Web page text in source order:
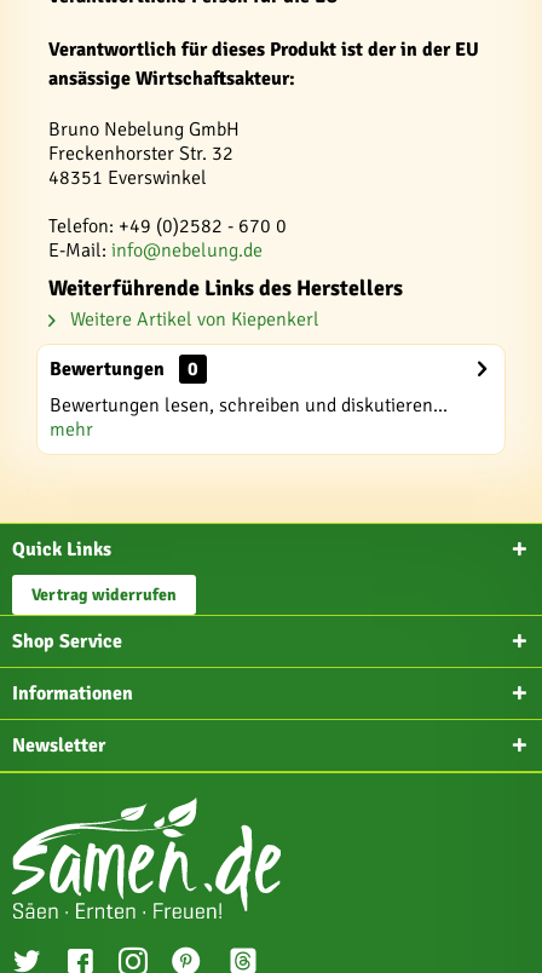
Verantwortlich für dieses Produkt ist der in der EU
ansässige Wirtschaftsakteur:
Bruno Nebelung GmbH
Freckenhorster Str. 32
48351 Everswinkel
Telefon: +49 (0)2582 - 670 0
E-Mail: info@nebelung.de
Weiterführende Links des Herstellers
Weitere Artikel von Kiepenkerl
Bewertungen
0
Bewertungen lesen, schreiben und diskutieren...
mehr
Quick Links
Vertrag widerrufen
Shop Service
Informationen
Newsletter